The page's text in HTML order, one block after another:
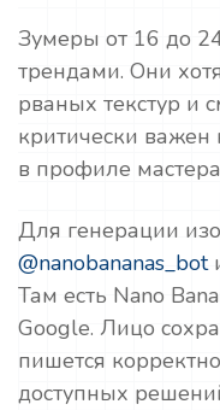
Зумеры от 16 до
трендами. Они
рваных текстур и
критически важен
в профиле
Для генерации
@nanobananas_bot
Там есть Nano
Google. Лицо
пишется
доступных